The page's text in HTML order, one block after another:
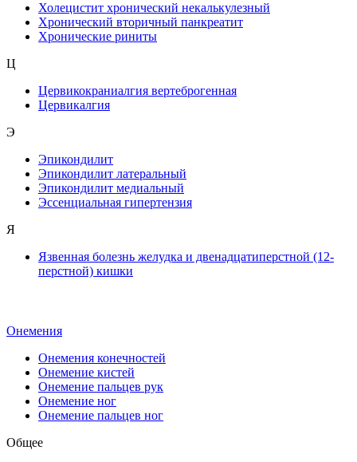
Холецистит хронический некалькулезный
Хронический вторичный панкреатит
Хронические риниты
Ц
Цервикокраниалгия вертеброгенная
Цервикалгия
Э
Эпикондилит
Эпикондилит латеральный
Эпикондилит медиальный
Эссенциальная гипертензия
Я
Язвенная болезнь желудка и двенадцатиперстной (12-
перстной) кишки
Онемения
Онемения конечностей
Онемение кистей
Онемение пальцев рук
Онемение ног
Онемение пальцев ног
Общее